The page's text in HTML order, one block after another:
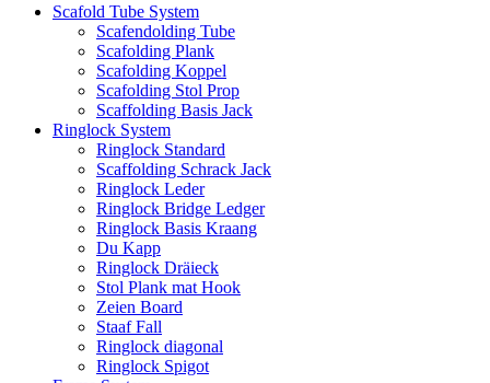
Scafold Tube System
Scafendolding Tube
Scafolding Plank
Scafolding Koppel
Scafolding Stol Prop
Scaffolding Basis Jack
Ringlock System
Ringlock Standard
Scaffolding Schrack Jack
Ringlock Leder
Ringlock Bridge Ledger
Ringlock Basis Kraang
Du Kapp
Ringlock Dräieck
Stol Plank mat Hook
Zeien Board
Staaf Fall
Ringlock diagonal
Ringlock Spigot